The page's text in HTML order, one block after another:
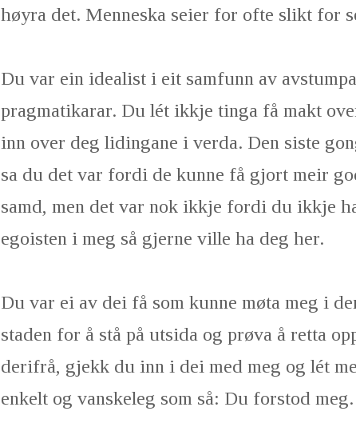
høyra det. Menneska seier for ofte slikt for
Du var ein idealist i eit samfunn av
pragmatikarar. Du lét ikkje tinga få makt
inn over deg lidingane i verda. Den siste
sa du det var fordi de kunne få gjort meir
samd, men det var nok ikkje fordi du ikkje
egoisten i meg så gjerne ville ha deg her.
Du var ei av dei få som kunne møta meg i
staden for å stå på utsida og prøva å retta
derifrå, gjekk du inn i dei med meg og lét
enkelt og vanskeleg som så: Du forstod meg.